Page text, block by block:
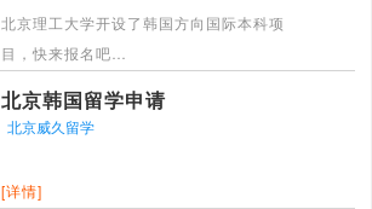
北京理工大学开设了韩国方向国际本科项
目，快来报名吧
北京韩国留学申请
北京威久留学
[详情]